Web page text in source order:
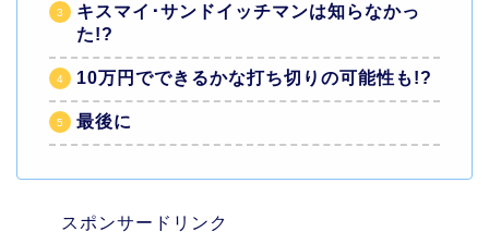
キスマイ･サンドイッチマンは知らなかっ
た!?
10万円でできるかな打ち切りの可能性も!?
最後に
スポンサードリンク